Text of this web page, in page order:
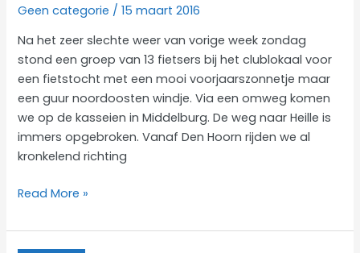
Geen categorie /15 maart 2016
Na het zeer slechte weer van vorige week zondag
stond een groep van 13 fietsers bij het clublokaal voor
een fietstocht met een mooi voorjaarszonnetje maar
een guur noordoosten windje. Via een omweg komen
we op de kasseien in Middelburg. De weg naar Heille is
immers opgebroken. Vanaf Den Hoorn rijden we al
kronkelend richting
Brugge
scone
Read More »